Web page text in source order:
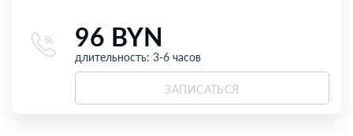
сортеры и др.)
3. 10.45 - 11.00 - физкульт-минутка (подвижные
игры на ковре)
4. 11.00 - 11.30 - творчество (аппликация, лепка,
рисование и др.)
96 BYN
длительность: 3-6 часов
ЗАПИСАТЬСЯ